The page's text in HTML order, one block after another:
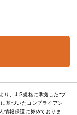
り、JIS規格に準拠した“プ
基づいたコンプライアン
情報保護に努めておりま